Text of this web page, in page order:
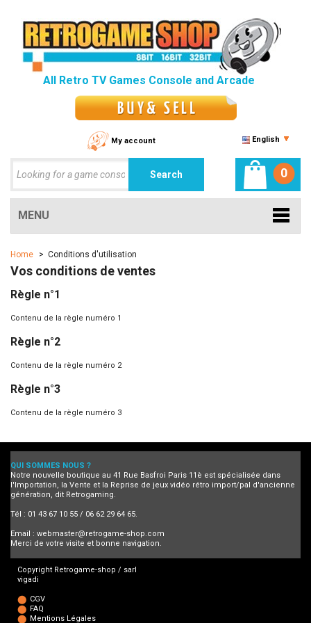
All Retro TV Games Console and Arcade
My account English
0
MENU
Home > Conditions d'utilisation
Vos conditions de ventes
Règle n°1
Contenu de la règle numéro 1
Règle n°2
Contenu de la règle numéro 2
Règle n°3
Contenu de la règle numéro 3
QUI SOMMES NOUS ?
Notre nouvelle boutique au 41 Rue Basfroi Paris 11è est spécialisée dans
l'Importation, la Vente et la Reprise de jeux vidéo rétro import/pal d'ancienne
génération, dit Retrogaming.
Tél : 01 43 67 10 55 / 06 62 29 64 65.
Email : webmaster@retrogame-shop.com
Merci de votre visite et bonne navigation.
Copyright Retrogame-shop / sarl
vigadi
CGV
FAQ
Mentions Légales